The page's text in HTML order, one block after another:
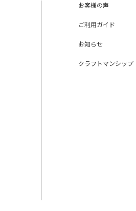
お客様の声
ご利用ガイド
お知らせ
クラフトマンシップ